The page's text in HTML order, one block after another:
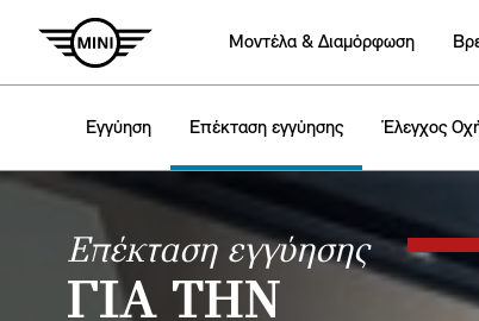
Mοντέλα & Διαμόρφωση
Εγγύηση Επέκταση εγγύησης Έλεγχος
Επέκταση εγγύησης
ΓΙΑ ΤΗΝ